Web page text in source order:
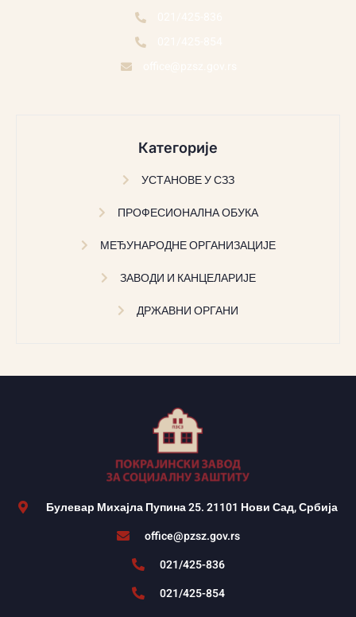
Категорије
УСТАНОВЕ У СЗЗ
ПРОФЕСИОНАЛНА ОБУКА
МЕЂУНАРОДНЕ ОРГАНИЗАЦИЈЕ
ЗАВОДИ И КАНЦЕЛАРИЈЕ
ДРЖАВНИ ОРГАНИ
Булевар Михајла Пупина 25. 21101 Нови Сад, Србија
office@pzsz.gov.rs
021/425-836
021/425-854